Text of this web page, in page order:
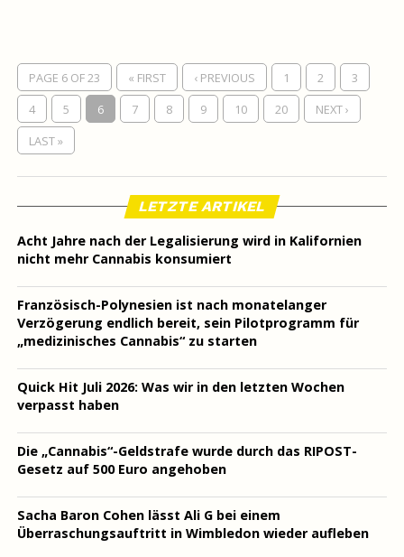
PAGE 6 OF 23 « FIRST ‹ PREVIOUS 1 2
3
4
5 6 7 8 9 10 20
NEXT ›
LAST »
LETZTE ARTIKEL
Acht Jahre nach der Legalisierung wird in Kalifornien
nicht mehr Cannabis konsumiert
Französisch-Polynesien ist nach monatelanger
Verzögerung endlich bereit, sein Pilotprogramm für
„medizinisches Cannabis“ zu starten
Quick Hit Juli 2026: Was wir in den letzten Wochen
verpasst haben
Die „Cannabis“-Geldstrafe wurde durch das RIPOST-
Gesetz auf 500 Euro angehoben
Sacha Baron Cohen lässt Ali G bei einem
Überraschungsauftritt in Wimbledon wieder aufleben